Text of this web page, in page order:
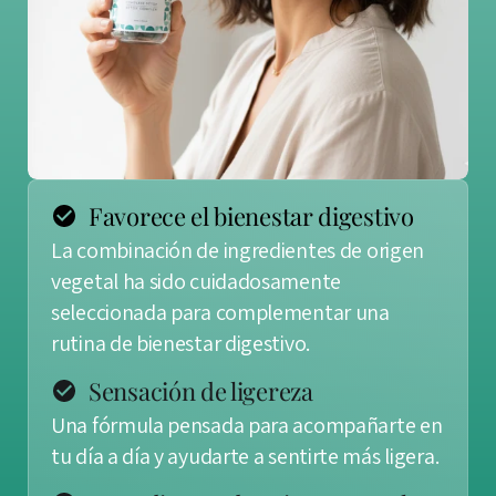
Favorece el bienestar digestivo
La combinación de ingredientes de origen
vegetal ha sido cuidadosamente
seleccionada para complementar una
rutina de bienestar digestivo.
Sensación de ligereza
Una fórmula pensada para acompañarte en
tu día a día y ayudarte a sentirte más ligera.